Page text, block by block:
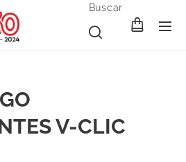
Buscar
V-CLIC